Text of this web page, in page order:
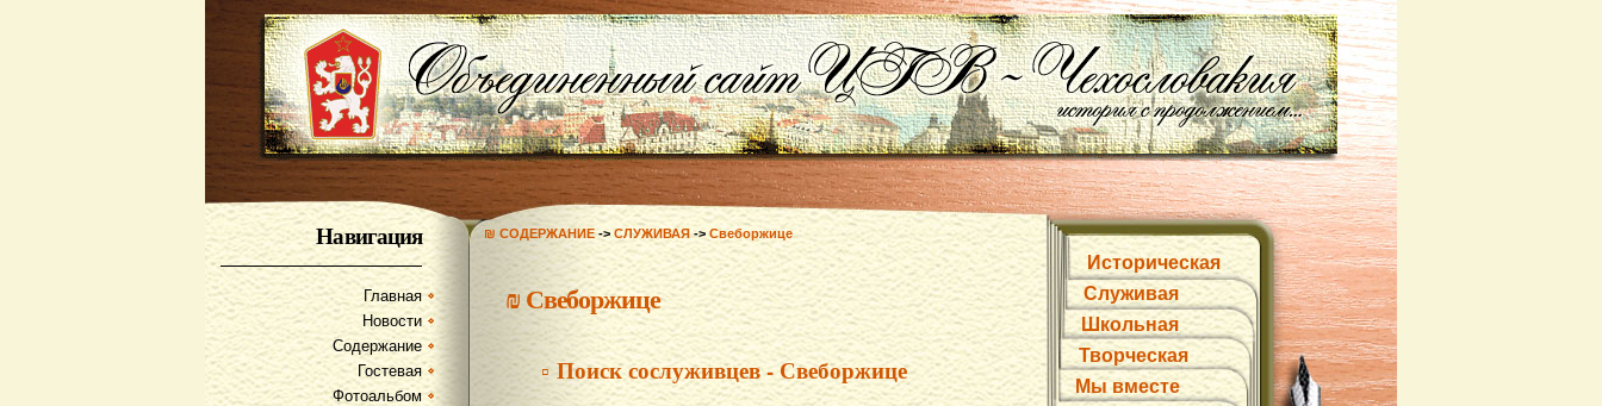
Навигация
Главная
Новости
Содержание
Гостевая
Фотоальбом
₪ СОДЕРЖАНИЕ -> СЛУЖИВАЯ -> Свеборжице
₪Свеборжице
▫ Поиск сослуживцев - Свеборжице
Историческая
Служивая
Школьная
Творческая
Мы вместе